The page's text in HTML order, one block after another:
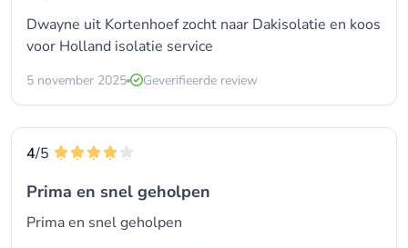
Dwayne uit Kortenhoef zocht naar Dakisolatie en koos
voor Holland isolatie service
5 november 2025 Geverifieerde review
4/5
Prima en snel geholpen
Prima en snel geholpen